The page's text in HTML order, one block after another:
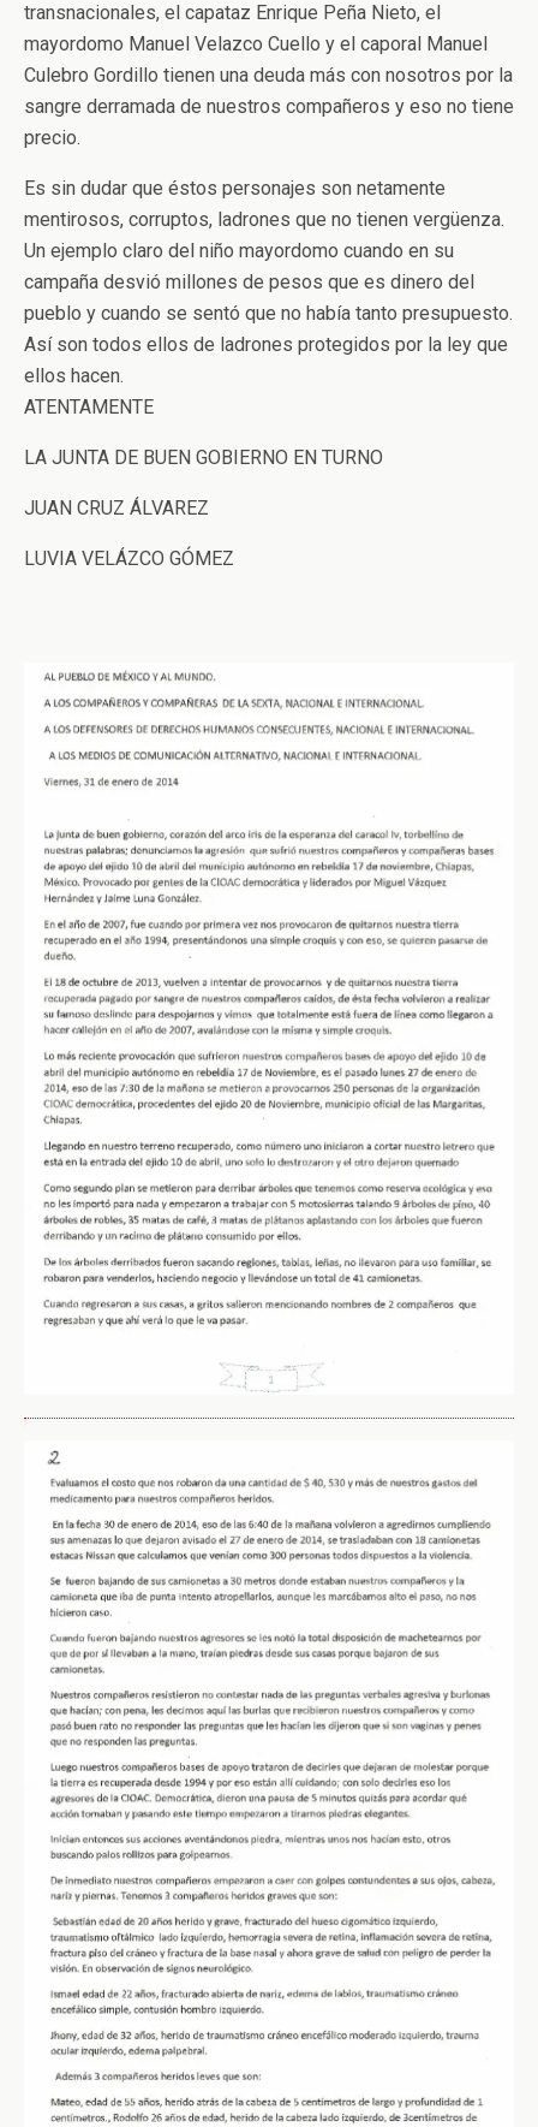
transnacionales, el capataz Enrique Peña Nieto, el
mayordomo Manuel Velazco Cuello y el caporal Manuel
Culebro Gordillo tienen una deuda más con nosotros por la
sangre derramada de nuestros compañeros y eso no tiene
precio.
Es sin dudar que éstos personajes son netamente
mentirosos, corruptos, ladrones que no tienen vergüenza.
Un ejemplo claro del niño mayordomo cuando en su
campaña desvió millones de pesos que es dinero del
pueblo y cuando se sentó que no había tanto presupuesto.
Así son todos ellos de ladrones protegidos por la ley que
ellos hacen.
ATENTAMENTE
LA JUNTA DE BUEN GOBIERNO EN TURNO
JUAN CRUZ ÁLVAREZ
LUVIA VELÁZCO GÓMEZ